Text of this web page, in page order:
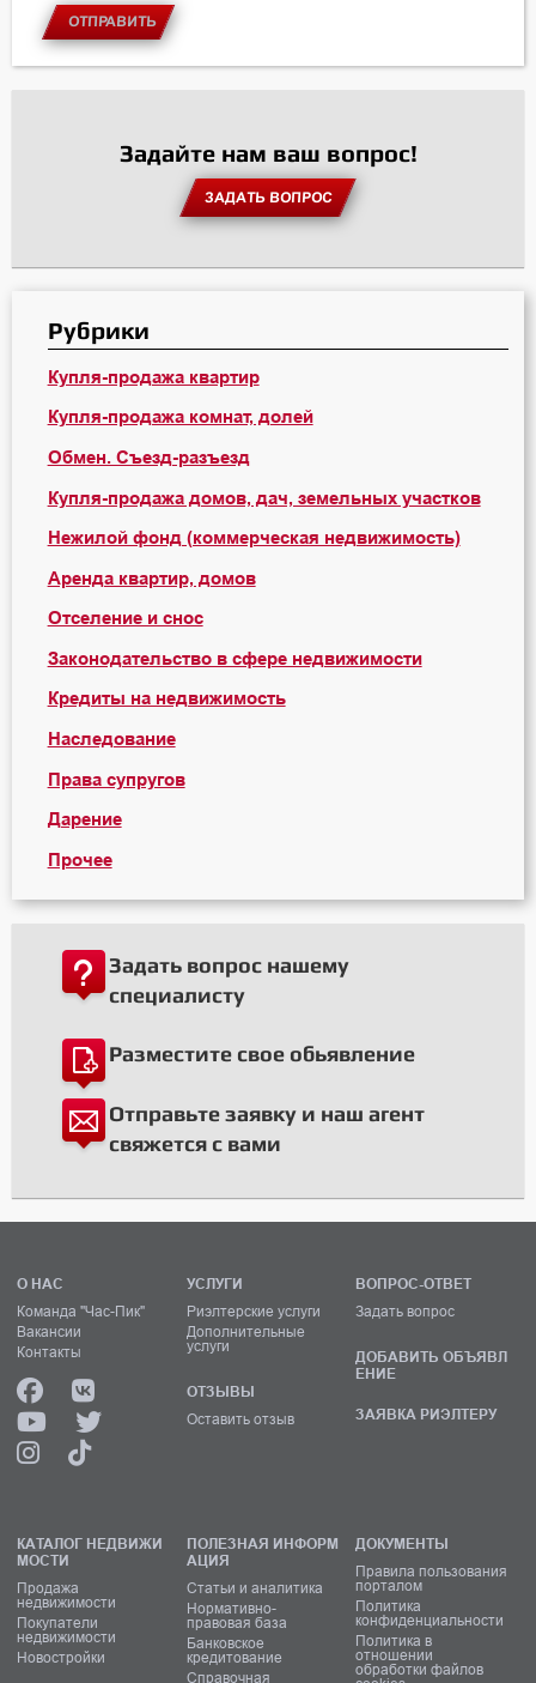
ОТПРАВИТЬ
Задайте нам ваш вопрос!
ЗАДАТЬ ВОПРОС
Рубрики
Купля-продажа квартир
Купля-продажа комнат, долей
Обмен. Съезд-разъезд
Купля-продажа домов, дач, земельных участков
Нежилой фонд (коммерческая недвижимость)
Аренда квартир, домов
Отселение и снос
Законодательство в сфере недвижимости
Кредиты на недвижимость
Наследование
Права супругов
Дарение
Прочее
Задать вопрос нашему
специалисту
Разместите свое обьявление
Отправьте заявку и наш агент
свяжется с вами
О НАС
Команда "Час-Пик"
Вакансии
Контакты
УСЛУГИ
Риэлтерские услуги
Дополнительные
услуги
ОТЗЫВЫ
Оставить отзыв
ВОПРОС-ОТВЕТ
Задать вопрос
ДОБАВИТЬ ОБЪЯВЛ
ЕНИЕ
ЗАЯВКА РИЭЛТЕРУ
КАТАЛОГ НЕДВИЖИ
МОСТИ
Продажа
недвижимости
Покупатели
недвижимости
Новостройки
ПОЛЕЗНАЯ ИНФОРМ
АЦИЯ
Статьи и аналитика
Нормативно-
правовая база
Банковское
кредитование
Справочная
ДОКУМЕНТЫ
Правила пользования
порталом
Политика
конфиденциальности
Политика в
отношении
обработки файлов